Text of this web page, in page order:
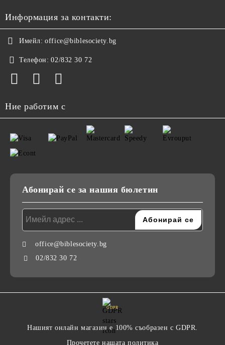
Информация за контакти:
Имейл: office@biblesociety.bg
Телефон: 02/832 30 72
Ние работим с
Абонирай се за нашия бюлетин
office@biblesociety.bg
02/832 30 72
GDPR
Нашият онлайн магазин е 100% съобразен с GDPR.
Прочетете нашата политика